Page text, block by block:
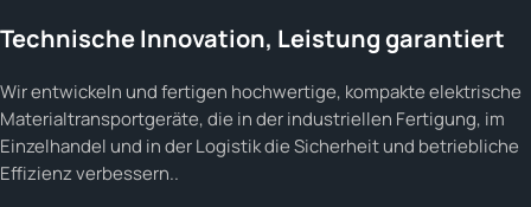
Technische Innovation, Leistung garantiert
Wir entwickeln und fertigen hochwertige, kompakte elektrische
Materialtransportgeräte, die in der industriellen Fertigung, im
Einzelhandel und in der Logistik die Sicherheit und betriebliche
Effizienz verbessern..